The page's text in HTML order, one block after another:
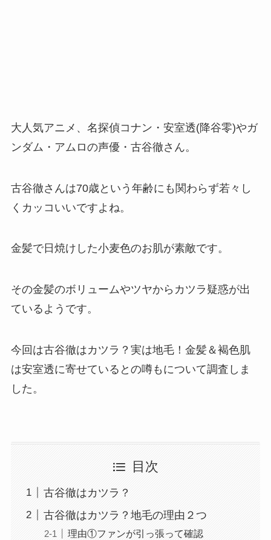
大人気アニメ、名探偵コナン・安室透(降谷零)やガ
ンダム・アムロの声優・古谷徹さん。
古谷徹さんは70歳という年齢にも関わらず若々し
くカッコいいですよね。
金髪で日焼けした小麦色のお肌が素敵です。
その金髪のボリュームやツヤからカツラ疑惑が出
ているようです。
今回は古谷徹はカツラ？実は地毛！金髪＆褐色肌
は安室透に寄せているとの噂も について調査しま
した。
目次
古谷徹はカツラ？
古谷徹はカツラ？地毛の理由２つ
理由①ファンが引っ張って確認